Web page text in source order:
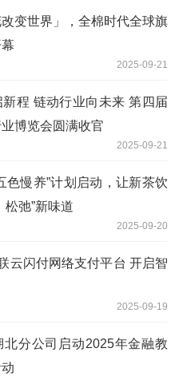
改变世界」，全棉时代全球旗
2025-09-21
程 链动行业向未来 第四届
博览会圆满收官
2025-09-21
色慢养”计划启动，让新茶饮
松弛”新味道
2025-09-20
云闪付网络支付平台 开启智
2025-09-19
北分公司启动2025年金融教